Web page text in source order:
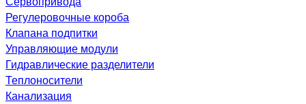
Регулеровочные короба
Клапана подпитки
Управляющие модули
Гидравлические разделители
Теплоносители
Канализация